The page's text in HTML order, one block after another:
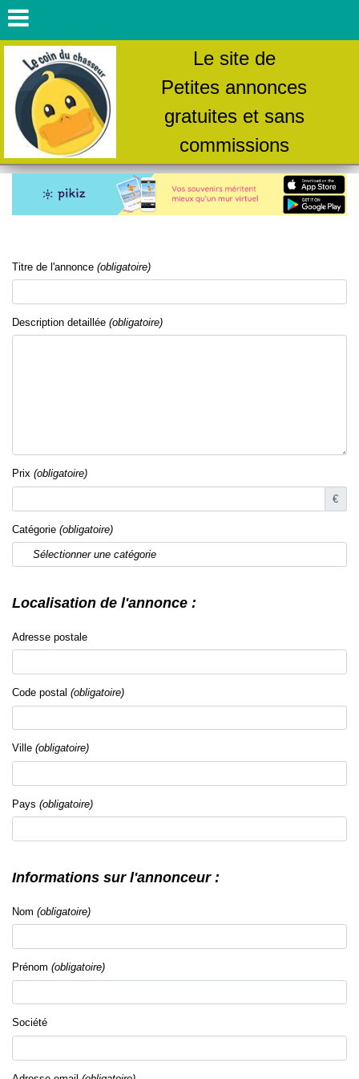
Le site de
Petites annonces
gratuites et sans
commissions
Titre de l'annonce (obligatoire)
Description detaillée (obligatoire)
Prix (obligatoire)
€
Catégorie (obligatoire)
Sélectionner une catégorie
Localisation de l'annonce :
Adresse postale
Code postal (obligatoire)
Ville (obligatoire)
Pays (obligatoire)
Informations sur l'annonceur :
Nom (obligatoire)
Prénom (obligatoire)
Société